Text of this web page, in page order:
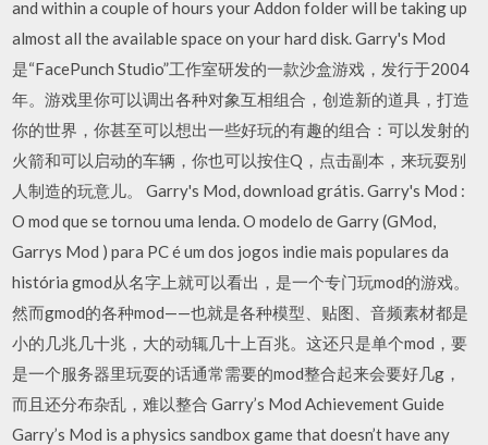
and within a couple of hours your Addon folder will be taking up
almost all the available space on your hard disk. Garry's Mod
是“FacePunch Studio”工作室研发的一款沙盒游戏，发行于2004
年。游戏里你可以调出各种对象互相组合，创造新的道具，打造
你的世界，你甚至可以想出一些好玩的有趣的组合：可以发射的
火箭和可以启动的车辆，你也可以按住Q，点击副本，来玩耍别
人制造的玩意儿。 Garry's Mod, download grátis. Garry's Mod :
O mod que se tornou uma lenda. O modelo de Garry (GMod,
Garrys Mod ) para PC é um dos jogos indie mais populares da
história gmod从名字上就可以看出，是一个专门玩mod的游戏。
然而gmod的各种mod——也就是各种模型、贴图、音频素材都是
小的几兆几十兆，大的动辄几十上百兆。这还只是单个mod，要
是一个服务器里玩耍的话通常需要的mod整合起来会要好几g，
而且还分布杂乱，难以整合 Garry’s Mod Achievement Guide
Garry’s Mod is a physics sandbox game that doesn’t have any